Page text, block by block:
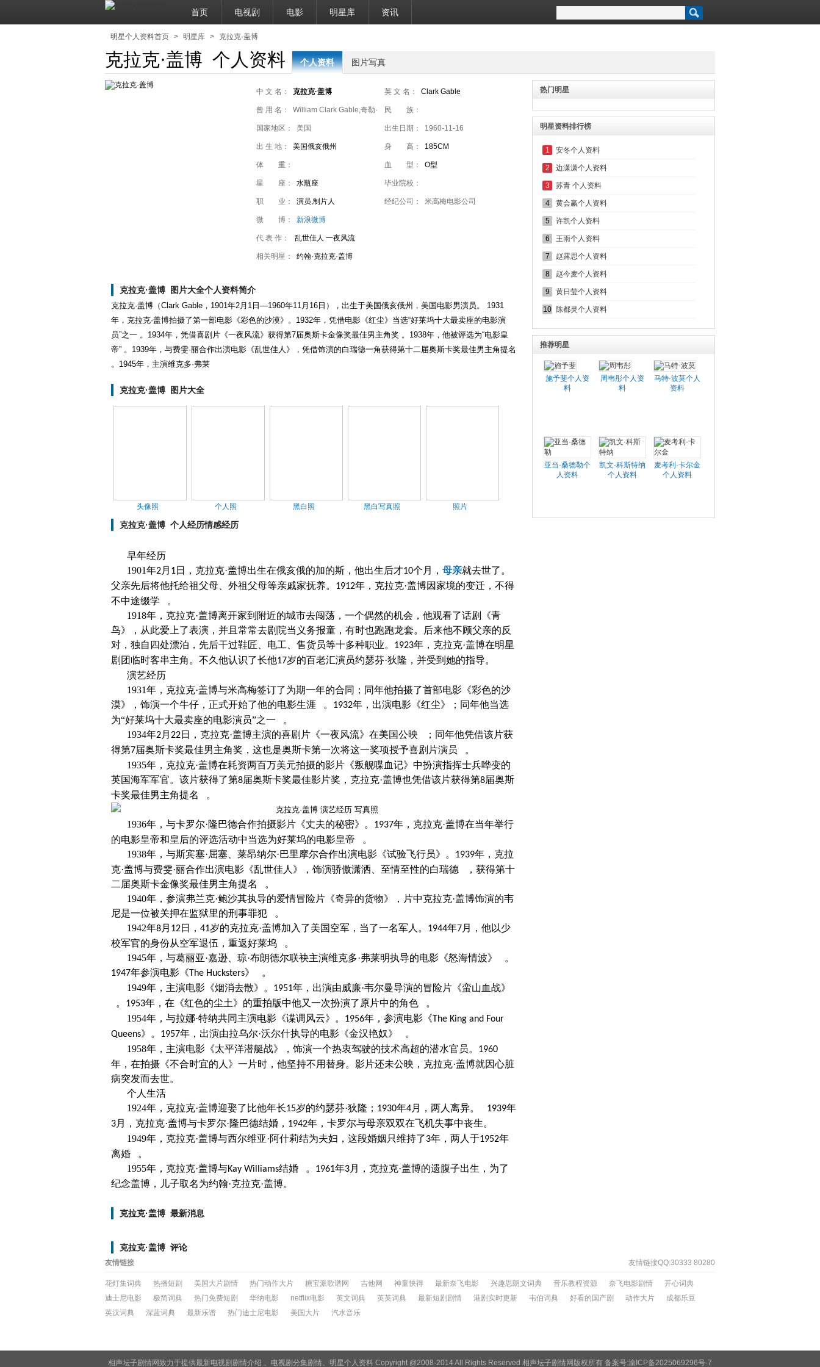
首页 电视剧 电影 明星库 资讯
明星个人资料首页 > 明星库 > 克拉克·盖博
克拉克·盖博 个人资料 个人资料 图片写真
中 文 名： 克拉克·盖博 英 文 名： Clark Gable
曾 用 名： William Clark Gable,奇勒·
基宝,威廉·克拉克·盖博
民 族：
国家地区： 美国 出生日期： 1960-11-16
出 生 地： 美国俄亥俄州 身 高： 185CM
体 重： 血 型： O型
星 座： 水瓶座 毕业院校：
职 业： 演员,制片人 经纪公司： 米高梅电影公司
微 博： 新浪微博
代 表 作： 乱世佳人 一夜风流
相关明星： 约翰·克拉克·盖博
克拉克·盖博 图片大全个人资料简介
克拉克·盖博（Clark Gable，1901年2月1日—1960年11月16日），出生于美国俄亥俄州，美国电影男演员。 1931
年，克拉克·盖博拍摄了第一部电影《彩色的沙漠》。1932年，凭借电影《红尘》当选“好莱坞十大最卖座的电影演
员”之一 。1934年，凭借喜剧片《一夜风流》获得第7届奥斯卡金像奖最佳男主角奖 。1938年，他被评选为“电影皇
帝” 。1939年，与费雯·丽合作出演电影《乱世佳人》，凭借饰演的白瑞德一角获得第十二届奥斯卡奖最佳男主角提名
。1945年，主演维克多·弗莱
克拉克·盖博 图片大全
头像照 个人照 黑白照 黑白写真照 照片
克拉克·盖博 个人经历情感经历
早年经历
1901年2月 1日，克拉克·盖博出生在俄亥俄的加的斯，他出生后才10个月， 母亲就去世了。
父亲先后将他托给祖父母、外祖父母等亲戚家抚养。 1912年，克拉克·盖博因家境的变迁，不得
不中途缀学 。
1918年，克拉克·盖博离开家到附近的城市去闯荡，一个偶然的机会，他观看了话剧《青
鸟》，从此爱上了表演，并且常常去剧院当义务报童，有时也跑跑龙套。后来他不顾父亲的反
对，独自四处漂泊，先后干过鞋匠、电工、售货员等十多种职业。 1923年，克拉克·盖博在明星
剧团临时客串主角。不久他认识了长他17岁的百老汇演员约瑟芬·狄隆，并受到她的指导。
演艺经历
1931年，克拉克·盖博与米高梅签订了为期一年的合同；同年他拍摄了首部电影《彩色的沙
漠》，饰演一个牛仔，正式开始了他的电影生涯 。 1932年，出演电影《红尘》；同年他当选
为“好莱坞十大最卖座的电影演员”之一 。
1934年2月 22日，克拉克·盖博主演的喜剧片《一夜风流》在美国公映 ；同年他凭借该片获
得第7届奥斯卡奖最佳男主角奖，这也是奥斯卡第一次将这一奖项授予喜剧片演员 。
1935年，克拉克·盖博在耗资两百万美元拍摄的影片《叛舰喋血记》中扮演指挥士兵哗变的
英国海军军官。该片获得了第8届奥斯卡奖最佳影片奖，克拉克·盖博也凭借该片获得第8届奥斯
卡奖最佳男主角提名 。
1936年，与卡罗尔·隆巴德合作拍摄影片《丈夫的秘密》。 1937年，克拉克·盖博在当年举行
的电影皇帝和皇后的评选活动中当选为好莱坞的电影皇帝 。
1938年，与斯宾塞·屈塞、莱昂纳尔·巴里摩尔合作出演电影《试验飞行员》。 1939年，克拉
克·盖博与费雯·丽合作出演电影《乱世佳人》，饰演骄傲潇洒、至情至性的白瑞德 ，获得第十
二届奥斯卡金像奖最佳男主角提名 。
1940年，参演弗兰克·鲍沙其执导的爱情冒险片《奇异的货物》，片中克拉克·盖博饰演的韦
尼是一位被关押在监狱里的刑事罪犯 。
1942年8月 12日， 41岁的克拉克·盖博加入了美国空军，当了一名军人。 1944年7月，他以少
校军官的身份从空军退伍，重返好莱坞 。
1945年，与葛丽亚·嘉逊、琼·布朗德尔联袂主演维克多·弗莱明执导的电影《怒海情波》 。
1947年参演电影《The Hucksters》 。
1949年，主演电影《烟消去散》。 1951年，出演由威廉·韦尔曼导演的冒险片《蛮山血战》
。 1953年，在《红色的尘土》的重拍版中他又一次扮演了原片中的角色 。
1954年，与拉娜·特纳共同主演电影《谍调风云》。 1956年，参演电影《The King and Four
Queens》。 1957年，出演由拉乌尔·沃尔什执导的电影《金汉艳奴》 。
1958年，主演电影《太平洋潜艇战》，饰演一个热衷驾驶的技术高超的潜水官员。 1960
年，在拍摄《不合时宜的人》一片时，他坚持不用替身。影片还未公映，克拉克·盖博就因心脏
病突发而去世。
个人生活
1924年，克拉克·盖博迎娶了比他年长15岁的约瑟芬·狄隆； 1930年4月，两人离异。 1939年
3月，克拉克·盖博与卡罗尔·隆巴德结婚， 1942年，卡罗尔与母亲双双在飞机失事中丧生。
1949年，克拉克·盖博与西尔维亚·阿什莉结为夫妇，这段婚姻只维持了3年，两人于1952年
离婚 。
1955年，克拉克·盖博与Kay Williams结婚 。 1961年3月，克拉克·盖博的遗腹子出生，为了
纪念盖博，儿子取名为约翰·克拉克·盖博。
克拉克·盖博 最新消息
克拉克·盖博 评论
热门明星
明星资料排行榜
1 安冬个人资料
2 边潇潇个人资料
3 苏青 个人资料
4 黄会赢个人资料
5 许凯个人资料
6 王雨个人资料
7 赵露思个人资料
8 赵今麦个人资料
9 黄日莹个人资料
10 陈都灵个人资料
推荐明星
施予斐个人资
料
周韦彤个人资
料
马特·波莫个人
资料
亚当·桑德勒个
人资料
凯文·科斯特纳
个人资料
麦考利·卡尔金
个人资料
友情链接 友情链接QQ:30333 80280
花灯集词典 热播短剧 美国大片剧情 热门动作大片 糖宝派歌谱网 吉他网 神童快得 最新奈飞电影 兴趣思朗文词典 音乐教程资源 奈飞电影剧情
开心词典
迪士尼电影
极简词典 热门免费短剧 华纳电影 netflix电影 英文词典 英英词典 最新短剧剧情 港剧实时更新 韦伯词典 好看的国产剧 动作大片
成都乐豆
英汉词典
深蓝词典 最新乐谱 热门迪士尼电影 美国大片 汽水音乐
相声坛子剧情网致力于提供最新电视剧 剧情介绍 、电视剧 分集剧情、 明星个人资料 Copyright @2008-2014 All Rights Reserved 相声坛子剧情网版权所有 备案号:渝ICP备2025069296号-7